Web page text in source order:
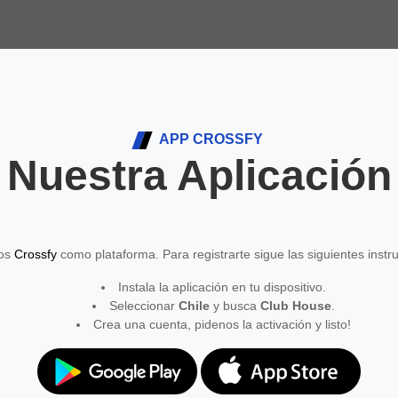
APP CROSSFY
Nuestra Aplicación
Crossfy como plataforma. Para registrarte sigue las siguientes
Instala la aplicación en tu dispositivo.
Seleccionar Chiley busca Club House.
Crea una cuenta, pidenos la activación y listo!